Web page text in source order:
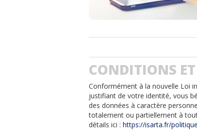
CONDITIONS
Conformément à la nouvelle Loi
justifiant de votre identité, vous
des données à caractère
totalement ou partiellement à
détails ici : https://isarta.fr/